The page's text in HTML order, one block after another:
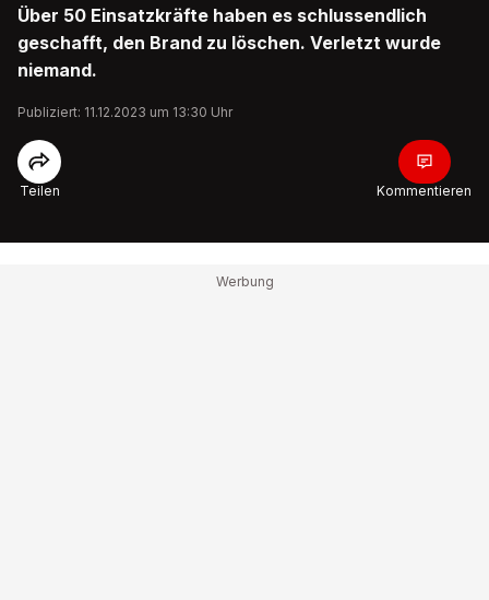
Über 50 Einsatzkräfte haben es schlussendlich
geschafft, den Brand zu löschen. Verletzt wurde
niemand.
Publiziert: 11.12.2023 um 13:30 Uhr
Teilen Kommentieren